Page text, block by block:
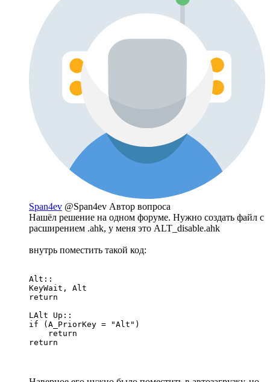
Span4ev @Span4ev Автор вопроса
Нашёл решение на одном форуме. Нужно создать файл с
расширением .ahk, у меня это ALT_disable.ahk
внутрь поместить такой код:
Alt::
KeyWait, Alt
return
LAlt Up::
if (A_PriorKey = "Alt")
    return
return